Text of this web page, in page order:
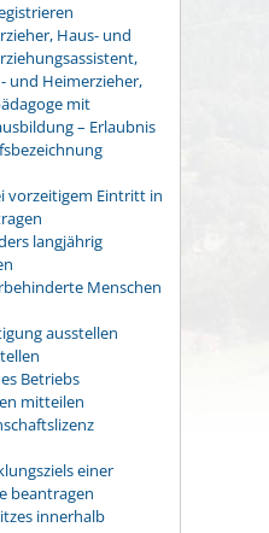
Haus- und
und Heimerzieher,
mit
– Erlaubnis
vorzeitigem Eintritt in
langjährig
Menschen
ausstellen
Betriebs
mitteilen
einer
beantragen
innerhalb